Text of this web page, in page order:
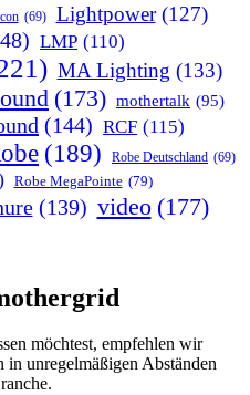
(69) Lightpower (127)
LMP (110)
MA Lighting (133)
(173) mothertalk (95)
(144) RCF (115)
(189) Robe Deutschland (69)
Robe MegaPointe (79)
(139) video (177)
möchtest, empfehlen wir
in unregelmäßigen Abständen